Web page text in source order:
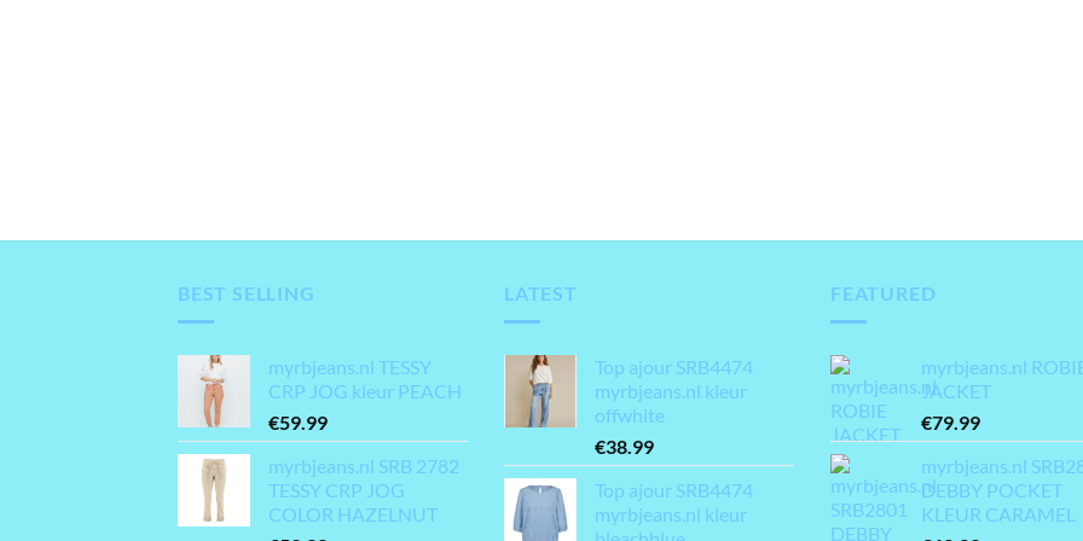
BEST SELLING
myrbjeans.nl TESSY
CRP JOG kleur PEACH
€59.99
myrbjeans.nl SRB 2782
TESSY CRP JOG
COLOR HAZELNUT
LATEST
Top ajour SRB4474
myrbjeans.nl kleur
offwhite
€38.99
Top ajour SRB4474
myrbjeans.nl kleur
FEATURED
myrbjeans.nl
JACKET
€79.99
myrbjeans.nl
DEBBY POCKET
KLEUR CARAMEL